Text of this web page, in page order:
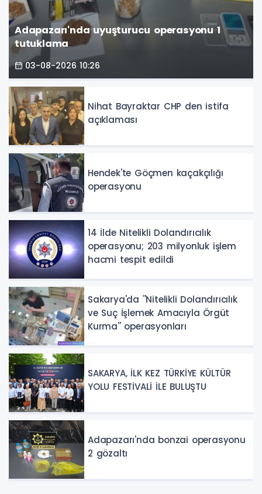
Adapazarı'nda uyuşturucu operasyonu 1
tutuklama
03-08-2026 10:26
Nihat Bayraktar CHP den istifa
açıklaması
Hendek'te Göçmen kaçakçılığı
operasyonu
14 İlde Nitelikli Dolandırıcılık
operasyonu; 203 milyonluk işlem
hacmi tespit edildi
Sakarya'da ''Nitelikli Dolandırıcılık
ve Suç İşlemek Amacıyla Örgüt
Kurma'' operasyonları
SAKARYA, İLK KEZ TÜRKİYE KÜLTÜR
YOLU FESTİVALİ İLE BULUŞTU
Adapazarı'nda bonzai operasyonu
2 gözaltı